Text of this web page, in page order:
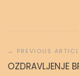
prispevka
OZDRAVLJENJE